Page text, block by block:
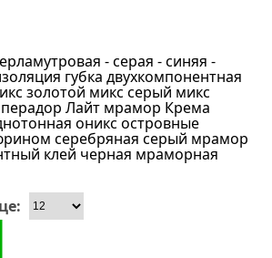
- серая - синяя -
губка двухкомпонентная
золотой микс серый микс
Лайт мрамор Крема
ониксостровные
серебряная серый мрамор
клей черная мраморная